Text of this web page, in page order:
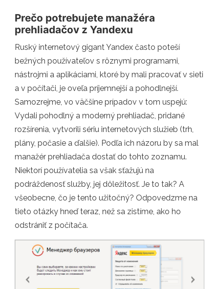
Prečo potrebujete manažéra
prehliadačov z Yandexu
Ruský internetový gigant Yandex často poteší
bežných používateľov s rôznymi programami,
nástrojmi a aplikáciami, ktoré by mali pracovať v sieti
a v počítači, je oveľa príjemnejší a pohodlnejší.
Samozrejme, vo väčšine prípadov v tom uspejú:
Vydali pohodlný a moderný prehliadač, pridané
rozšírenia, vytvorili sériu internetových služieb (trh,
plány, počasie a ďalšie). Podľa ich názoru by sa mal
manažér prehliadača dostať do tohto zoznamu.
Niektorí používatelia sa však sťažujú na
podráždenosť služby, jej dôležitosť. Je to tak? A
všeobecne, čo je tento užitočný? Odpovedzme na
tieto otázky hneď teraz, než sa zistíme, ako ho
odstrániť z počítača.